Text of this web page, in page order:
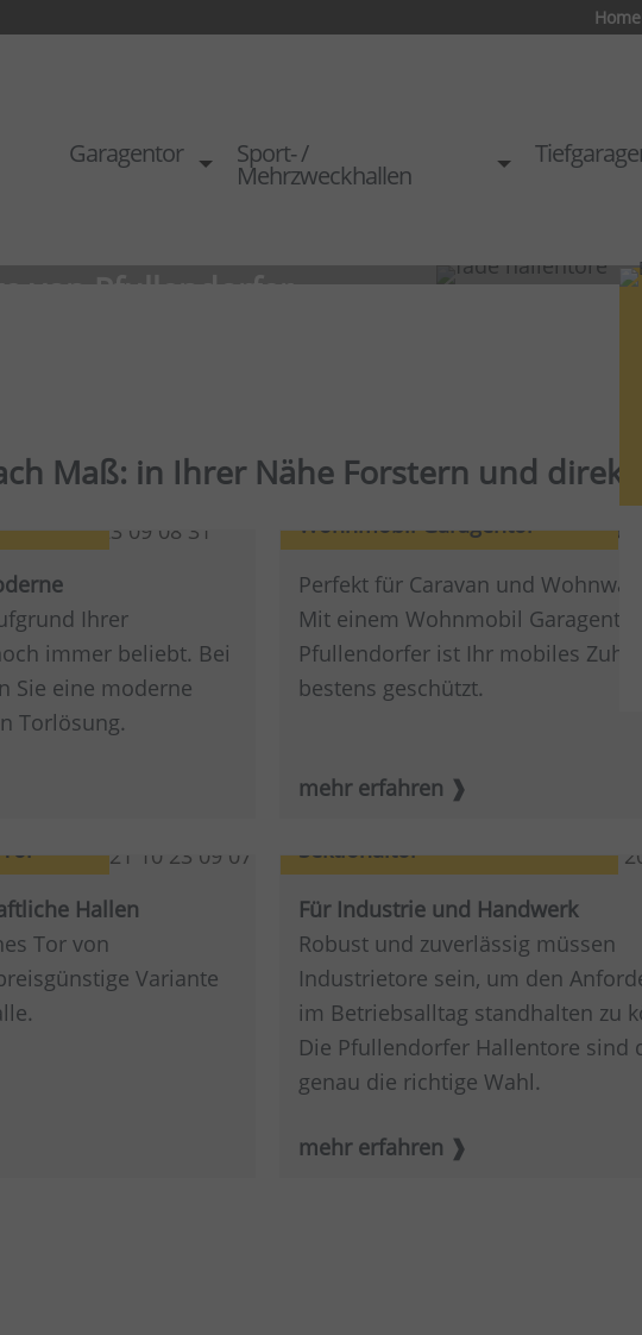
Home
Garagentor Sport- /
Mehrzweckhallen
Maß: in Ihrer Nähe Forstern und
Ihrer
immer beliebt. Bei
Sie eine moderne
Torlösung.
Wohnmobil Garagentor
Perfekt für Caravan und
Mit einem Wohnmobil Garagentor
Pfullendorfer ist Ihr mobiles
bestens geschützt.
mehr erfahren
Hallen
Tor von
Variante
Sektionaltor
Für Industrie und Handwerk
Robust und zuverlässig müssen
Industrietore sein, um den
im Betriebsalltag standhalten zu
Die Pfullendorfer Hallentore sind
genau die richtige Wahl.
mehr erfahren